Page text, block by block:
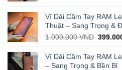
was:
Ví Dài Cầm Tay RAM
Thuật – Sang Trọng &
1.000.000VND Original
was:
Ví Dài Cầm Tay RAM
– Sang Trọng & Bền Bỉ